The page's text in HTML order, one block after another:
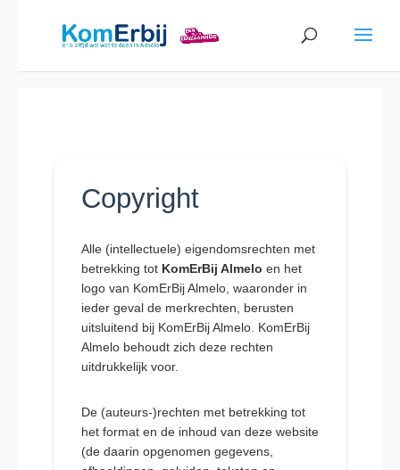
Copyright
Alle (intellectuele) eigendomsrechten met
betrekking tot KomErBij Almelo en het
logo van KomErBij Almelo, waaronder in
ieder geval de merkrechten, berusten
uitsluitend bij KomErBij Almelo. KomErBij
Almelo behoudt zich deze rechten
uitdrukkelijk voor.
De (auteurs-)rechten met betrekking tot
het format en de inhoud van deze website
(de daarin opgenomen gegevens,